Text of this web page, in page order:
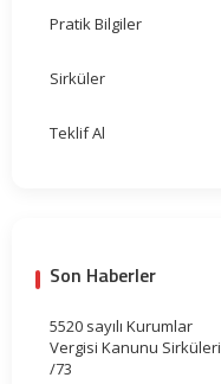
Pratik Bilgiler
Sirküler
Teklif Al
Son Haberler
5520 sayılı Kurumlar
Vergisi Kanunu Sirküleri
/73